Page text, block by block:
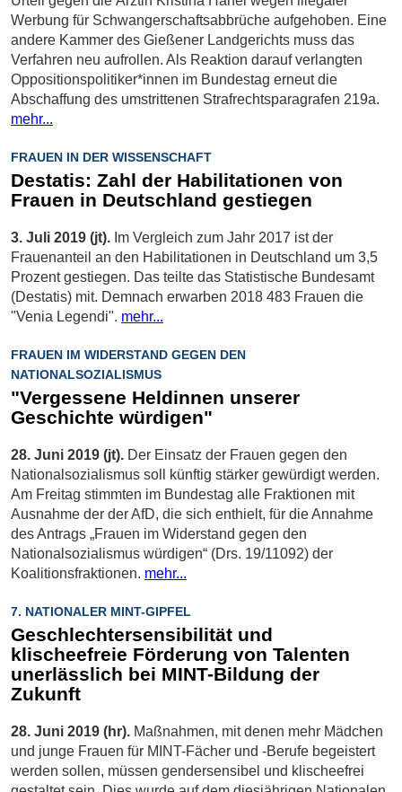
Werbung für Schwangerschaftsabbrüche aufgehoben. Eine
andere Kammer des Gießener Landgerichts muss das
Verfahren neu aufrollen. Als Reaktion darauf verlangten
Oppositionspolitiker*innen im Bundestag erneut die
Abschaffung des umstrittenen Strafrechtsparagrafen 219a.
mehr...
FRAUEN IN DER WISSENSCHAFT
Destatis: Zahl der Habilitationen von
Frauen in Deutschland gestiegen
3. Juli 2019 (jt). Im Vergleich zum Jahr 2017 ist der
Frauenanteil an den Habilitationen in Deutschland um 3,5
Prozent gestiegen. Das teilte das Statistische Bundesamt
(Destatis) mit. Demnach erwarben 2018 483 Frauen die
"Venia Legendi". mehr...
FRAUEN IM WIDERSTAND GEGEN DEN
NATIONALSOZIALISMUS
"Vergessene Heldinnen unserer
Geschichte würdigen"
28. Juni 2019 (jt). Der Einsatz der Frauen gegen den
Nationalsozialismus soll künftig stärker gewürdigt werden.
Am Freitag stimmten im Bundestag alle Fraktionen mit
Ausnahme der der AfD, die sich enthielt, für die Annahme
des Antrags „Frauen im Widerstand gegen den
Nationalsozialismus würdigen“ (Drs. 19/11092) der
Koalitionsfraktionen. mehr...
7. NATIONALER MINT-GIPFEL
Geschlechtersensibilität und
klischeefreie Förderung von Talenten
unerlässlich bei MINT-Bildung der
Zukunft
28. Juni 2019 (hr). Maßnahmen, mit denen mehr Mädchen
und junge Frauen für MINT-Fächer und -Berufe begeistert
werden sollen, müssen gendersensibel und klischeefrei